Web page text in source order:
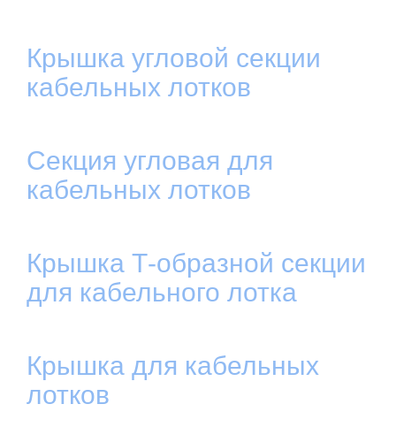
Крышка угловой секции
кабельных лотков
Секция угловая для
кабельных лотков
Крышка Т-образной секции
для кабельного лотка
Крышка для кабельных
лотков